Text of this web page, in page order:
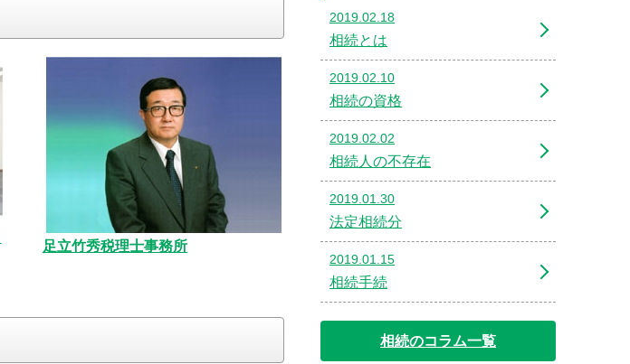
足立竹秀税理士事務所
2019.02.18
相続とは
2019.02.10
相続の資格
2019.02.02
相続人の不存在
2019.01.30
法定相続分
2019.01.15
相続手続
相続のコラム一覧